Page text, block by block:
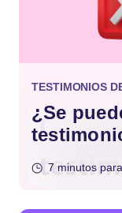
TESTIMONIOS
¿Se
7 minutos